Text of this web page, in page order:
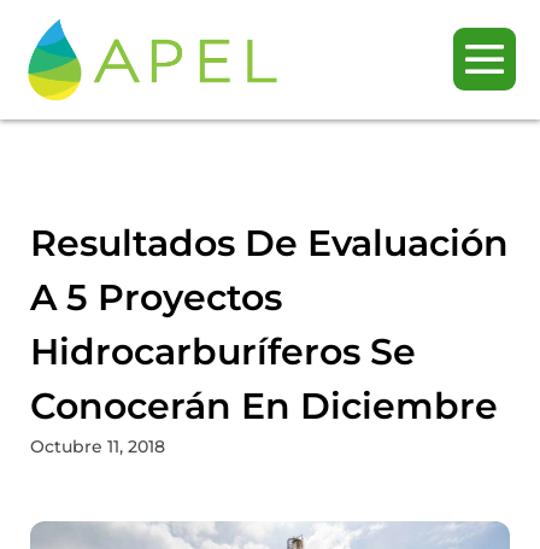
Resultados De Evaluación
A 5 Proyectos
Hidrocarburíferos Se
Conocerán En Diciembre
Octubre 11, 2018